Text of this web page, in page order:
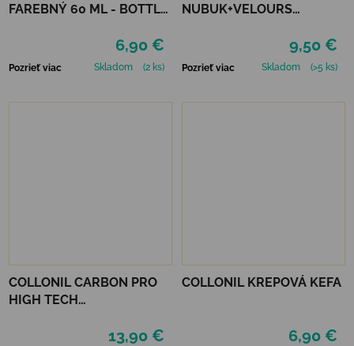
FAREBNÝ 60 ML - BOTTLE
6,90 €
Pozrieť viac Skladom (2 ks)
NUBUK+VELOURS
9,50 €
Pozrieť viac Skladom (>5 ks)
COLLONIL CARBON PRO
HIGH TECH
13,90 €
COLLONIL KREPOVÁ KEFA
6,90 €